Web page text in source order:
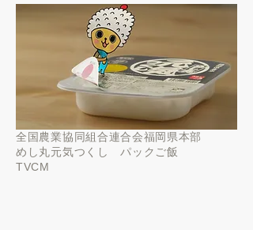
全国農業協同組合連合会福岡県本部
めし丸元気つくし パックご飯
TVCM